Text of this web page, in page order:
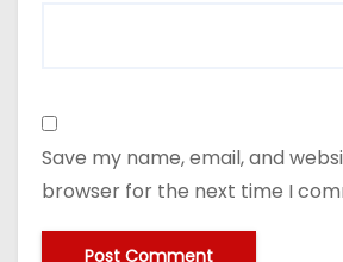
Save my name, email, and
browser for the next time I